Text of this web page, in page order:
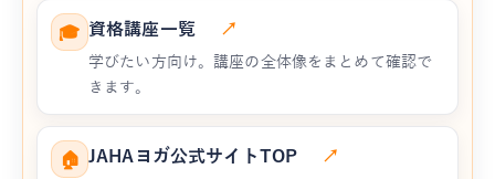
🎓 資格講座一覧 ↗
学びたい方向け。講座の全体像をまとめて確認で
きます。
🏠 JAHAヨガ公式サイトTOP ↗